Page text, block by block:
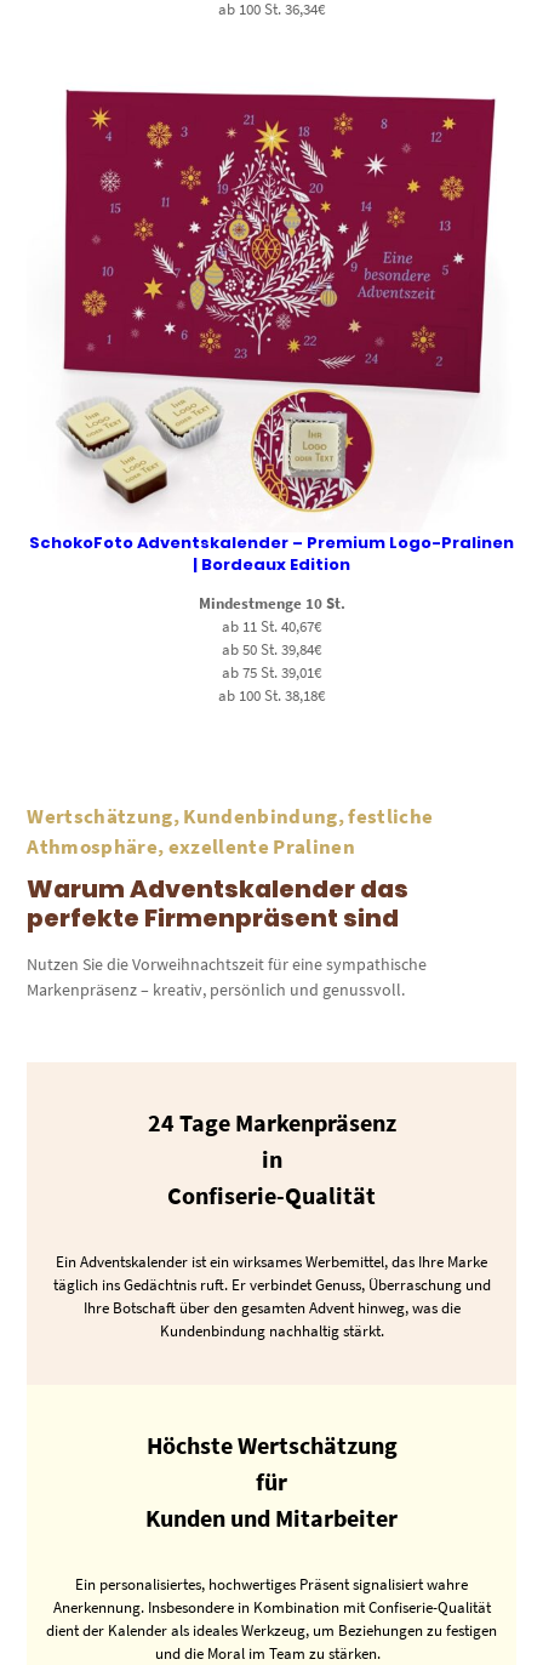
ab 100 St. 36,34€
SchokoFoto Adventskalender – Premium Logo-Pralinen
| Bordeaux Edition
Mindestmenge 10 St.
ab 11 St. 40,67€
ab 50 St. 39,84€
ab 75 St. 39,01€
ab 100 St. 38,18€
Wertschätzung, Kundenbindung, festliche
Athmosphäre, exzellente Pralinen
Warum Adventskalender das
perfekte Firmenpräsent sind
Nutzen Sie die Vorweihnachtszeit für eine sympathische
Markenpräsenz – kreativ, persönlich und genussvoll.
24 Tage Markenpräsenz
in
Confiserie-Qualität
Ein Adventskalender ist ein wirksames Werbemittel, das Ihre Marke
täglich ins Gedächtnis ruft. Er verbindet Genuss, Überraschung und
Ihre Botschaft über den gesamten Advent hinweg, was die
Kundenbindung nachhaltig stärkt.
Höchste Wertschätzung
für
Kunden und Mitarbeiter
Ein personalisiertes, hochwertiges Präsent signalisiert wahre
Anerkennung. Insbesondere in Kombination mit Confiserie-Qualität
dient der Kalender als ideales Werkzeug, um Beziehungen zu festigen
und die Moral im Team zu stärken.